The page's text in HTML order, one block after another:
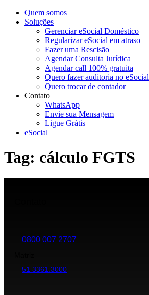
Quem somos
Soluções
Gerenciar eSocial Doméstico
Regularizar eSocial em atraso
Fazer uma Rescisão
Agendar Consulta Jurídica
Agendar call 100% gratuita
Quero fazer auditoria no eSocial
Quero trocar de contador
Contato
WhatsApp
Envie sua Mensagem
Ligue Grátis
eSocial
Tag: cálculo FGTS
0800 007 2707
51 3361.3000